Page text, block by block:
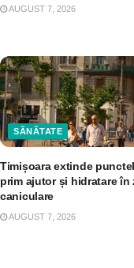
AUGUST 7, 2026
SĂNĂTATE
Timișoara extinde
prim ajutor și hidratare în
caniculare
AUGUST 7, 2026